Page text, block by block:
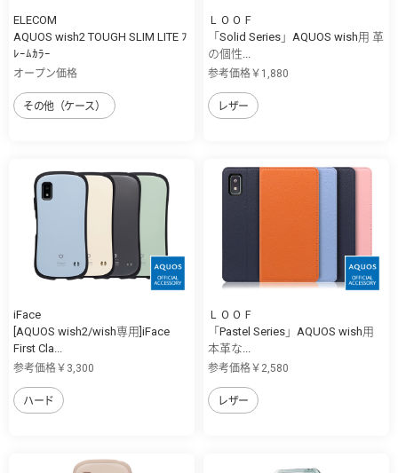
ELECOM
AQUOS wish2 TOUGH SLIM LITE ﾌ
ﾚｰﾑｶﾗｰ
オープン価格
その他（ケース）
ＬＯＯＦ
「Solid Series」AQUOS wish用 革
の個性...
参考価格￥1,880
レザー
iFace
[AQUOS wish2/wish専用]iFace
First Cla...
参考価格￥3,300
ハード
ＬＯＯＦ
「Pastel Series」AQUOS wish用
本革な...
参考価格￥2,580
レザー